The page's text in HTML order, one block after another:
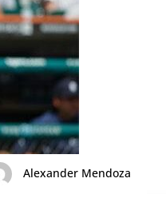
Alexander Mendoza